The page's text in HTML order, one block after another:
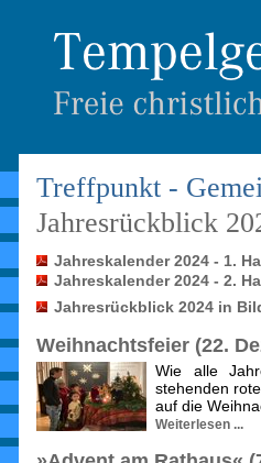
Treffpunkt -
Jahresrückblick
Jahreskalender 2024 - 1.
Jahreskalender 2024 - 2.
Jahresrückblick 2024 in
Weihnachtsfeier (22.
Wie alle
stehenden
auf die
Weiterlesen ...